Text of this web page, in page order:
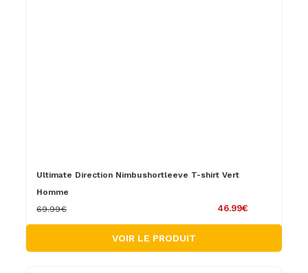
Ultimate Direction Nimbushortleeve T-shirt Vert
Homme
46.99€
69.99€
VOIR LE PRODUIT